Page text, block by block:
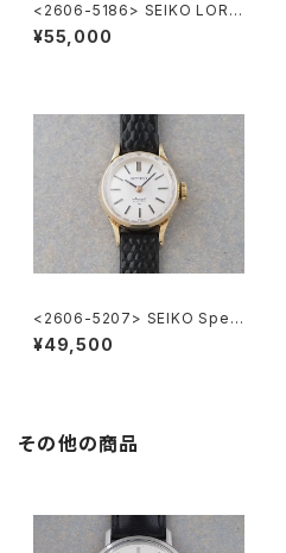
<2606-5186> SEIKO LORD
MATIC
¥55,000
<2606-5207> SEIKO Speci
al
¥49,500
その他の商品